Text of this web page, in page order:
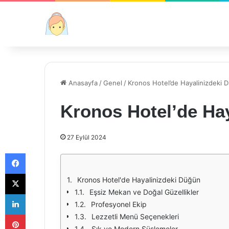
Anasayfa /Genel / Kronos Hotel’de Hayalinizdeki
Kronos Hotel’de
27 Eylül 2024
Kronos Hotel'de Hayalinizdeki Düğün
Eşsiz Mekan ve Doğal Güzellikler
Profesyonel Ekip
Lezzetli Menü Seçenekleri
Facebook
X
LinkedIn
Pinterest